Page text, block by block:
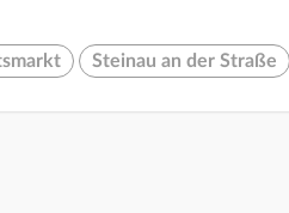
Steinau an der Straße